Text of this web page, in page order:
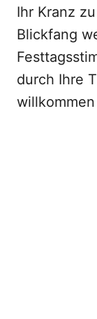
Ihr Kranz
Blickfang
durch Ihre